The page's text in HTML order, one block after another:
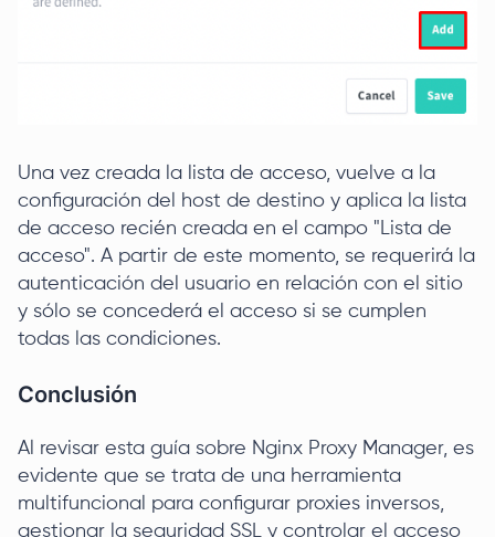
Una vez creada la lista de acceso, vuelve a la
configuración del host de destino y aplica la lista
de acceso recién creada en el campo "Lista de
acceso". A partir de este momento, se requerirá la
autenticación del usuario en relación con el sitio
y sólo se concederá el acceso si se cumplen
todas las condiciones.
Conclusión
Al revisar esta guía sobre Nginx Proxy Manager, es
evidente que se trata de una herramienta
multifuncional para configurar proxies inversos,
gestionar la seguridad SSL y controlar el acceso